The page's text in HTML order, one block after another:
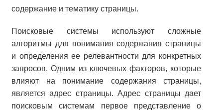
содержание и тематику страницы.
Поисковые системы используют сложные
алгоритмы для понимания содержания страницы
и определения ее релевантности для конкретных
запросов. Одним из ключевых факторов, которые
влияют на понимание содержания страницы,
является адрес страницы. Адрес страницы дает
поисковым системам первое представление о